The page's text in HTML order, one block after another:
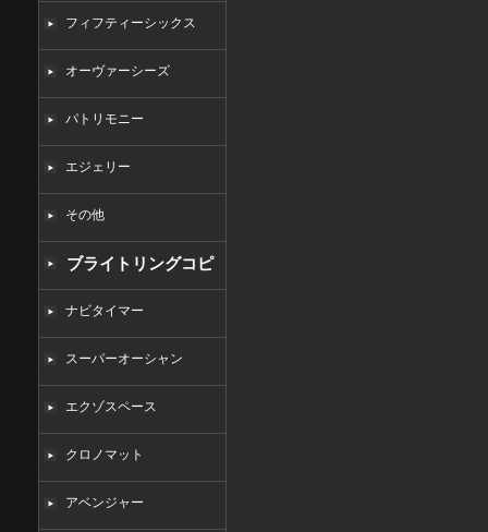
タンタンコピー
フィフティーシックス
オーヴァーシーズ
パトリモニー
エジェリー
その他
ブライトリングコピ
ー ナビタイマー
スーパーオーシャン
エクゾスペース
クロノマット
アベンジャー